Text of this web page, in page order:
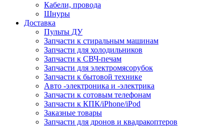
Кабели, провода
Шнуры
Доставка
Пульты ДУ
Запчасти к стиральным машинам
Запчасти для холодильников
Запчасти к СВЧ-печам
Запчасти для электромясорубок
Запчасти к бытовой технике
Авто -электроника и -электрика
Запчасти к сотовым телефонам
Запчасти к КПК/iPhone/iPod
Заказные товары
Запчасти для дронов и квадракоптеров